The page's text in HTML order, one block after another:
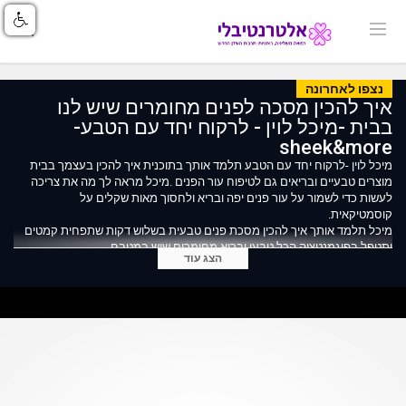
נצפו לאחרונה
איך להכין מסכה לפנים מחומרים שיש לנו
בבית -מיכל לוין - לרקוח יחד עם הטבע-
sheek&more
מיכל לוין -לרקוח יחד עם הטבע תלמד אותך בתוכנית איך להכין בעצמך בבית
מוצרים טבעיים ובריאים גם לטיפוח עור הפנים .מיכל מראה לך מה את צריכה
לעשות כדי לשמור על עור פנים יפה ובריא ולחסוך מאות שקלים על
קוסמטיקאית.
מיכל תלמד אותך איך להכין מסכת פנים טבעית בשלוש דקות שתפחית קמטים
ותטפל בפיגמנטציה הכל טבעי ובריא מחומרים שיש במטבח
אתר הבית של מיכל לוין לרקוח יחד עם הטבע
הצג עוד